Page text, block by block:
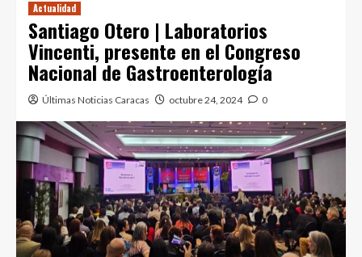
Actualidad
Santiago Otero | Laboratorios
Vincenti, presente en el Congreso
Nacional de Gastroenterología
Últimas Noticias Caracas octubre 24, 2024 0